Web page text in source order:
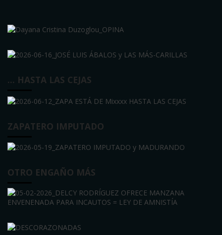
… HASTA LAS CEJAS
ZAPATERO IMPUTADO
OTRO ENGAÑO MÁS